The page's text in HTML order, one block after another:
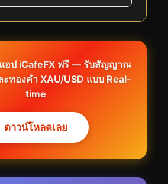
แอป iCafeFX ฟรี — รับสัญญาณ
ะทองคำ XAU/USD แบบ Real-
time
ดาวน์โหลดเลย